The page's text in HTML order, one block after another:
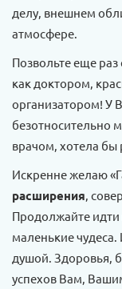
делу, внешнем
атмосфере.
Позвольте еще раз
как доктором,
организатором! У
безотносительно
врачом, хотела бы
Искренне желаю
расширения,
Продолжайте идти
маленькие чудеса.
душой. Здоровья,
успехов Вам,